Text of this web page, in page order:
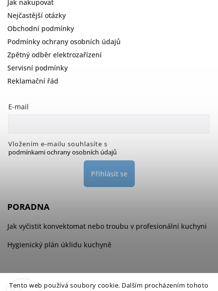
Tento web používá soubory cookie. Dalším procházením tohoto
Jak nakupovat
Nejčastější otázky
Obchodní podmínky
Podmínky ochrany osobních údajů
Zpětný odběr elektrozařízení
Servisní podmínky
Reklamační řád
E-mail
Vložením e-mailu souhlasíte s
podmínkami ochrany osobních údajů
Přihlásit se
PORADNA
Jak vyčistit konvektomat nebo troubu v profesionální kuchyni
Hygienický plán úklidu kuchyně